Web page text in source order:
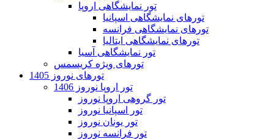
تور نمایشگاهی اروپا
تورهای نمایشگاهی اسپانیا
تورهای نمایشگاهی فرانسه
تورهای نمایشگاهی ایتالیا
تور نمایشگاهی آسیا
تورهای ویژه کریسمس
تورهای نوروز 1405
تور اروپا نوروز 1406
تور گروهی اروپا نوروز
تور اسپانیا نوروز
تور یونان نوروز
تور فرانسه نوروز